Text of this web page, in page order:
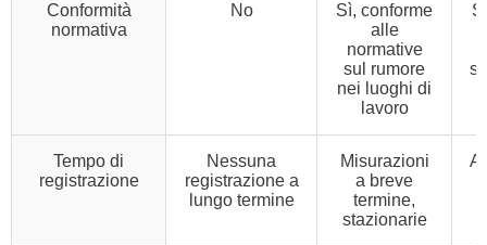
Conformità
normativa
No
Sì, conforme
alle
normative
sul rumore
nei luoghi di
lavoro
Tempo di
registrazione
Nessuna
registrazione a
lungo termine
Misurazioni
a breve
termine,
stazionarie
A